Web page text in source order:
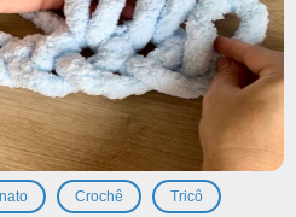
Crochê Tricô